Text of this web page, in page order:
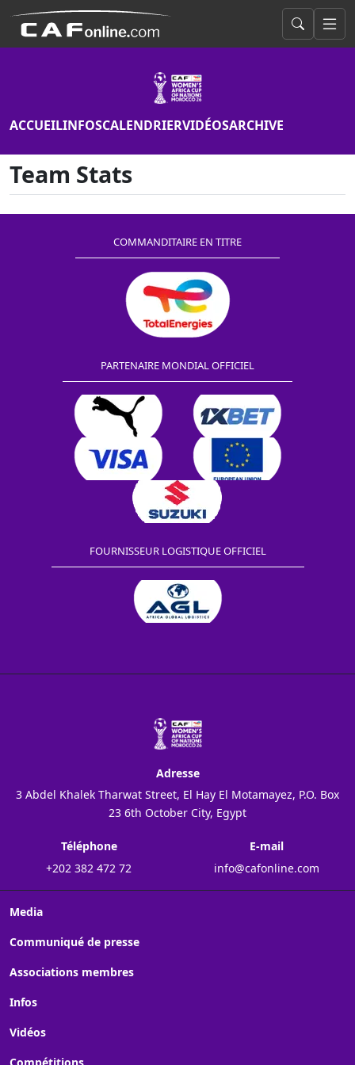
ACCUEILINFOSCALENDRIERVIDÉOSARCHIVE
Team Stats
COMMANDITAIRE EN TITRE
PARTENAIRE MONDIAL OFFICIEL
FOURNISSEUR LOGISTIQUE OFFICIEL
Media
Communiqué de presse
Associations membres
Infos
Vidéos
Adresse
3 Abdel Khalek Tharwat Street, El Hay El Motamayez, P.O. Box
23 6th October City, Egypt
Téléphone
+202 382 472 72
E-mail
info@cafonline.com